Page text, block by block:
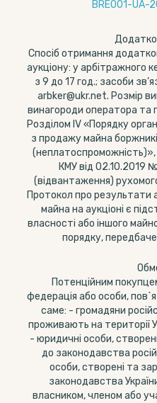
BRE001-
Спосіб отримання
аукціону: у арбітражного
з 9 до 17 год.; засоби
arbker@ukr.net. Розмір
винагороди оператора та
Розділом ІV «Порядку
з продажу майна
КМУ від 02.10.2019
(відвантаження)
Протокол про результати
майна на аукціоні є
власності або іншого
порядку,
Потенційним
федерація або особи,
саме: - громадяни
проживають на території
- юридичні особи,
до законодавства
особи, створені та
законодавства
власником, членом або